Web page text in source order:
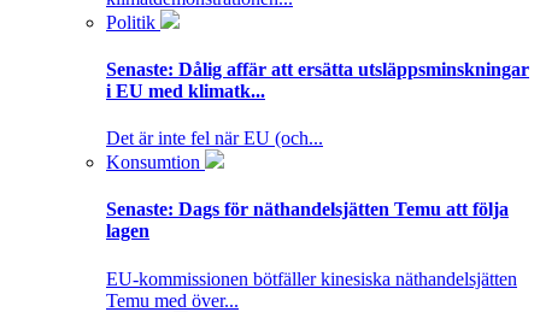
Politik
Senaste: Dålig affär att ersätta utsläppsminskningar
i EU med klimatk...
Det är inte fel när EU (och...
Konsumtion
Senaste: Dags för näthandelsjätten Temu att följa
lagen
EU-kommissionen bötfäller kinesiska näthandelsjätten
Temu med över...